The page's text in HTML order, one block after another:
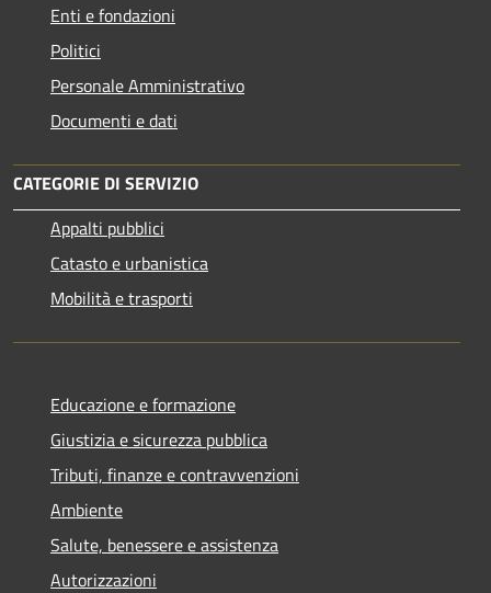
Enti e fondazioni
Politici
Personale Amministrativo
Documenti e dati
CATEGORIE DI SERVIZIO
Appalti pubblici
Catasto e urbanistica
Mobilità e trasporti
Educazione e formazione
Giustizia e sicurezza pubblica
Tributi, finanze e contravvenzioni
Ambiente
Salute, benessere e assistenza
Autorizzazioni